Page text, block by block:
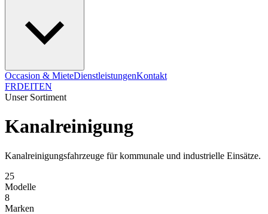
Occasion & MieteDienstleistungenKontakt
FRDEITEN
Unser Sortiment
Kanalreinigung
Kanalreinigungsfahrzeuge für kommunale und industrielle Einsätze.
25
Modelle
8
Marken